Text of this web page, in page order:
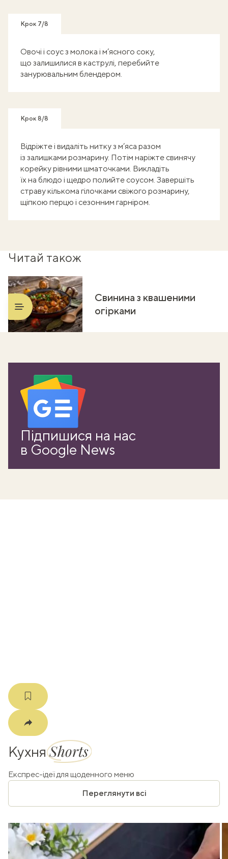
Крок 7/8
Овочі і соус з молока і м’ясного соку,
що залишилися в каструлі, перебийте
занурювальним блендером.
Крок 8/8
Відріжте і видаліть нитку з м’яса разом
із залишками розмарину. Потім наріжте свинячу
корейку рівними шматочками. Викладіть
їх на блюдо і щедро полийте соусом. Завершіть
страву кількома гілочками свіжого розмарину,
щіпкою перцю і сезонним гарніром.
Читай також
Свинина з квашеними
огірками
Підпишися на нас
в Google News
КухняShorts
Експрес-ідеї для щоденного меню
Переглянути всі